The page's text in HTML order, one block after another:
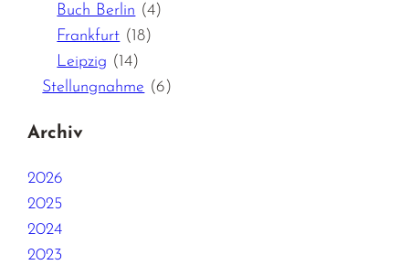
Buch Berlin (4)
Frankfurt (18)
Leipzig (14)
Stellungnahme (6)
Archiv
2026
2025
2024
2023